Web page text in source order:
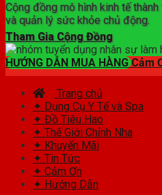
Cộng đồng mô hình kinh tế thành
và quản lý sức khỏe chủ động.
Tham Gia Cộng Đồng
HƯỚNG DẪN MUA HÀNG Cảm
Trang chủ
✦ Dụng Cụ Y Tế và Spa
✦ Đồ Tiêu Hao
✦ Thế Giới Chỉnh Nha
✦ Khuyến Mãi
✦ Tin Tức
✦ Cảm Ơn
✦ Hướng Dẫn